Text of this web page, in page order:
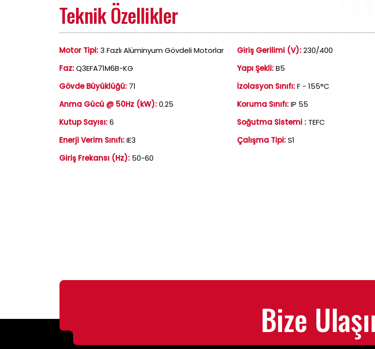
Teknik Özellikler
Motor Tipi:3 Fazlı Alüminyum Gövdeli Motorlar
Faz:Q3EFA71M6B-KG
Gövde Büyüklüğü: 71
Anma Gücü @ 50Hz (kW):0.25
Kutup Sayısı:6
Enerji Verim Sınıfı:IE3
Giriş Frekansı (Hz): 50-60
Giriş Gerilimi (V):230/400
Yapı Şekli:B5
İzolasyon Sınıfı:F - 155°C
Koruma Sınıfı:IP 55
Soğutma Sistemi :TEFC
Çalışma Tipi:S1
Bize